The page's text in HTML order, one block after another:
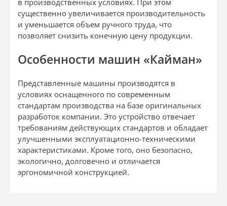
существенно увеличивается производительность
и уменьшается объем ручного труда, что
позволяет снизить конечную цену продукции.
Особенности машин «Кайман»
Представленные машины производятся в
условиях оснащенного по современным
стандартам производства на базе оригинальных
разработок компании. Это устройство отвечает
требованиям действующих стандартов и обладает
улучшенными эксплуатационно-техническими
характеристиками. Кроме того, оно безопасно,
экологично, долговечно и отличается
эргономичной конструкцией.